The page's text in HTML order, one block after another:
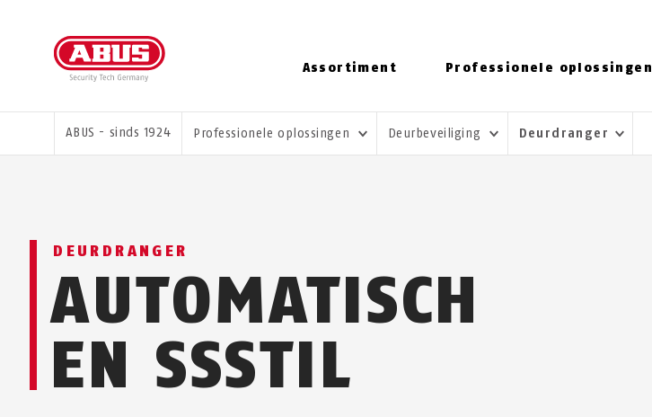
Assortiment Professionele oplossingen
U BENT HIER:
ABUS - sinds 1924 Professionele oplossingen Deurbeveiliging Deurdranger
DEURDRANGER
AUTOMATISCH
EN SSSTIL